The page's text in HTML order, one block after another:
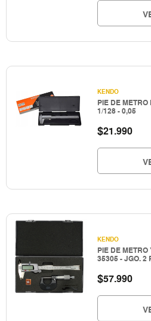
KENDO
PIE DE
1/128 - 0,05
$21.990
KENDO
PIE DE
35305 - JGO. 2
$57.990